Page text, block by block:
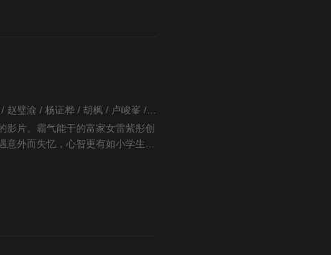
廖晋硕 / 陈俊坚 / 李国麟 / 高海宁 / 黄建东 / 糖妹 / 陈展鹏 / 赵璧渝 / 杨证桦 / 胡枫 / 卢峻峯 / 尹诗沛 / 张颕康 / 吴家乐 / 祝文君 / 苏恩磁 / 袁文杰 / 张振朗 / 陈荣峻 / 李尔晨 / 杨卓娜 / 吴香伦 / 蔡康年 / 钟志光 / 李启杰 / 李君妍 / 朱斐斐 / 魏惠文 / 莫伟文 / 李冈龙 / 张本立 / 叶蒨文 / 胡美贻 / 关梓阳 / 谭永浩 / 刘家聪 / 邓伊婷 / 黄一鸣 /
影片。霸气能干的富家女雷紫彤创
外而失忆，心智更有如小学生。